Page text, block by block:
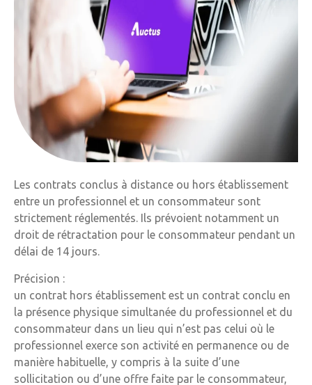
Les contrats conclus à distance ou hors établissement
entre un professionnel et un consommateur sont
strictement réglementés. Ils prévoient notamment un
droit de rétractation pour le consommateur pendant un
délai de 14 jours.
Précision :
un contrat hors établissement est un contrat conclu en
la présence physique simultanée du professionnel et du
consommateur dans un lieu qui n’est pas celui où le
professionnel exerce son activité en permanence ou de
manière habituelle, y compris à la suite d’une
sollicitation ou d’une offre faite par le consommateur,